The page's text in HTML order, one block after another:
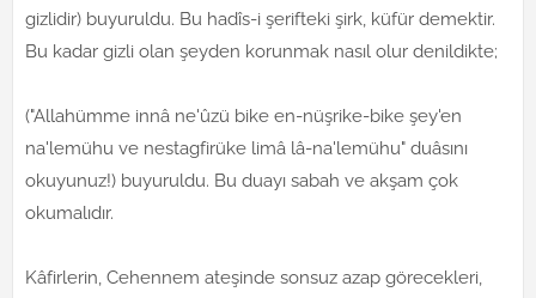
gizlidir) buyuruldu. Bu hadîs-i şerifteki şirk, küfür demektir.
Bu kadar gizli olan şeyden korunmak nasıl olur denildikte;
("Allahümme innâ ne'ûzü bike en-nüşrike-bike şey'en
na'lemühu ve nestagfirüke limâ lâ-na'lemühu" duâsını
okuyunuz!) buyuruldu. Bu duayı sabah ve akşam çok
okumalıdır.
Kâfirlerin, Cehennem ateşinde sonsuz azap görecekleri,